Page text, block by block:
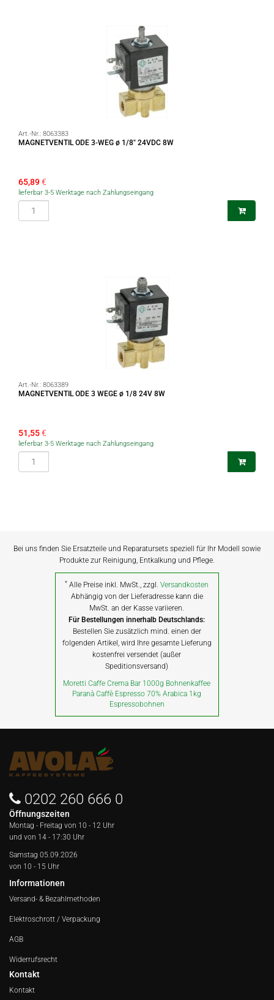
Art.-Nr.: 8063383
MAGNETVENTIL ODE 3-WEG ø 1/8" 24VDC 8W
65,89€
lieferbar 3-5 Werktage nach Zahlungseingang
Art.-Nr.: 8063389
MAGNETVENTIL ODE 3 WEGE ø 1/8 24V 8W
51,55€
lieferbar 3-5 Werktage nach Zahlungseingang
Bei uns finden Sie Ersatzteile und Reparatursets speziell für Ihr Modell sowie
Produkte zur Reinigung, Entkalkung und Pflege.
* Alle Preise inkl. MwSt., zzgl.Versandkosten
Abhängig von der Lieferadresse kann die
MwSt. an der Kasse variieren.
Für Bestellungen innerhalb Deutschlands:
Bestellen Sie zusätzlich mind. einen der
folgenden Artikel, wird Ihre gesamte Lieferung
kostenfrei versendet (außer
Speditionsversand)
Moretti Caffe Crema Bar 1000g Bohnenkaffee
Paranà Caffè Espresso 70% Arabica 1kg
Espressobohnen
0202 260 666 0
Öffnungszeiten
Montag - Freitag von 10 - 12 Uhr
und von 14 - 17:30 Uhr
Samstag 05.09.2026
von 10 - 15 Uhr
Informationen
Versand- & Bezahlmethoden
Elektroschrott / Verpackung
AGB
Widerrufsrecht
Kontakt
Kontakt